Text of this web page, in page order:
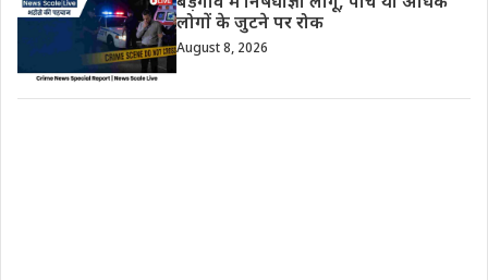
लोगों के जुटने पर रोक
August 8, 2026